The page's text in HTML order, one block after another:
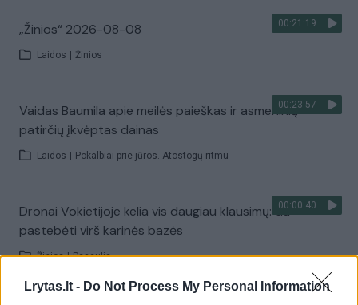
Lrytas.lt - Do Not Process My Personal Information
00:21:19
„Žinios“ 2026-08-08
Laidos Žinios
00:23:57
Vaidas Baumila apie meilės paieškas ir asmeninių
patirčių įkvėptas dainas
Laidos Pokalbiai prie jūros. Atostogų ritmu
00:00:40
Dronai Vokietijoje kelia vis daugiau klausimų: du
pastebėti virš karinės bazės
Žinios | Pasaulis